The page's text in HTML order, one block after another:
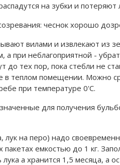
на зубки и потеряют
чеснок хорошо
вилами и извлекают из
а при неблагоприятной -
до тех пор, пока стебли не
теплом помещении. Можно
при температуре 0'С.
для получения
на перо) надо
пакетах емкостью до 1 кг.
а хранится 1,5 месяца,